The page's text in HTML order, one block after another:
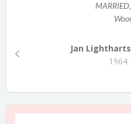
MARRIED
Jan
1964